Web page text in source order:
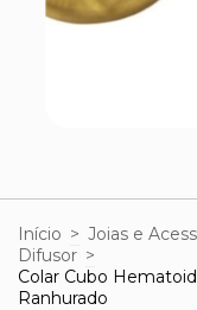
Início > Joias e
Difusor >
Colar Cubo
Ranhurado